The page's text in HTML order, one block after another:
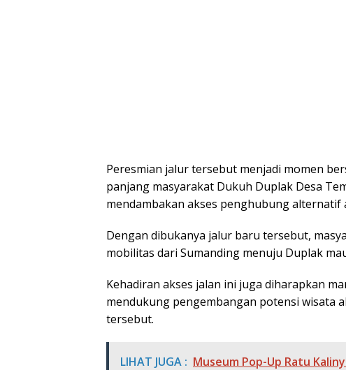
Peresmian jalur tersebut menjadi momen
panjang masyarakat Dukuh Duplak Desa
mendambakan akses penghubung alternatif
Dengan dibukanya jalur baru tersebut,
mobilitas dari Sumanding menuju Duplak
Kehadiran akses jalan ini juga diharapkan
mendukung pengembangan potensi wisata
tersebut.
LIHAT JUGA : Museum Pop-Up Ratu